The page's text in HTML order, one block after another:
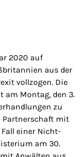
2020 auf
aus der
vollzogen. Die
am Montag, den 3.
zu
Partnerschaft mit
einer Nicht-
am 30.